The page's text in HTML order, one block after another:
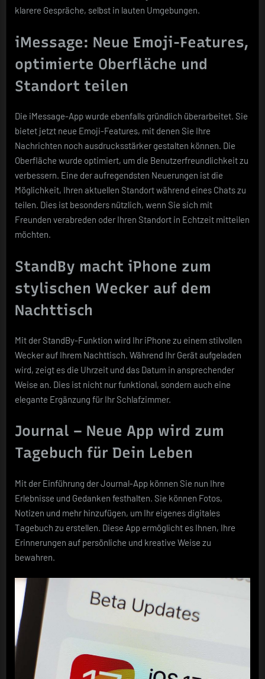
klarere Gespräche, selbst in lauten Umgebungen.
iMessage: Neue Emoji-Features,
optimierte Oberfläche und
Standort teilen
Die iMessage-App wurde ebenfalls gründlich überarbeitet. Sie
bietet jetzt neue Emoji-Features, mit denen Sie Ihre
Nachrichten noch ausdrucksstärker gestalten können. Die
Oberfläche wurde optimiert, um die Benutzerfreundlichkeit zu
verbessern. Eine der aufregendsten Neuerungen ist die
Möglichkeit, Ihren aktuellen Standort während eines Chats zu
teilen. Dies ist besonders nützlich, wenn Sie sich mit
Freunden verabreden oder Ihren Standort in Echtzeit mitteilen
möchten.
StandBy macht iPhone zum
stylischen Wecker auf dem
Nachttisch
Mit der StandBy-Funktion wird Ihr iPhone zu einem stilvollen
Wecker auf Ihrem Nachttisch. Während Ihr Gerät aufgeladen
wird, zeigt es die Uhrzeit und das Datum in ansprechender
Weise an. Dies ist nicht nur funktional, sondern auch eine
elegante Ergänzung für Ihr Schlafzimmer.
Journal – Neue App wird zum
Tagebuch für Dein Leben
Mit der Einführung der Journal-App können Sie nun Ihre
Erlebnisse und Gedanken festhalten. Sie können Fotos,
Notizen und mehr hinzufügen, um Ihr eigenes digitales
Tagebuch zu erstellen. Diese App ermöglicht es Ihnen, Ihre
Erinnerungen auf persönliche und kreative Weise zu
bewahren.